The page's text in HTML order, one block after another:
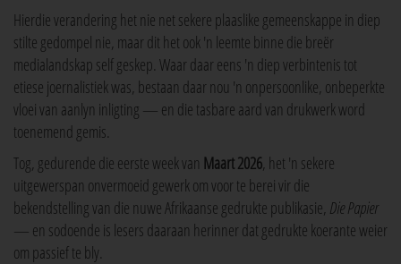
Hierdie verandering het nie net sekere plaaslike gemeenskappe in diep
stilte gedompel nie, maar dit het ook 'n leemte binne die breër
medialandskap self geskep. Waar daar eens 'n diep verbintenis tot
etiese joernalistiek was, bestaan daar nou 'n onpersoonlike, onbeperkte
vloei van aanlyn inligting — en die tasbare aard van drukwerk word
toenemend gemis.
Tog, gedurende die eerste week van Maart 2026, het 'n sekere
uitgewerspan onvermoeid gewerk om voor te berei vir die
bekendstelling van die nuwe Afrikaanse gedrukte publikasie, Die Papier
— en sodoende is lesers daaraan herinner dat gedrukte koerante weier
om passief te bly.